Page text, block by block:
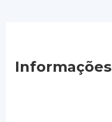
Informações